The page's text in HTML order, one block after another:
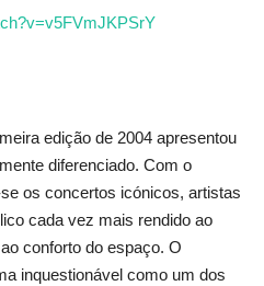
edição de 2004 apresentou
diferenciado. Com o
os concertos icónicos, artistas
cada vez mais rendido ao
conforto do espaço. O
inquestionável como um dos